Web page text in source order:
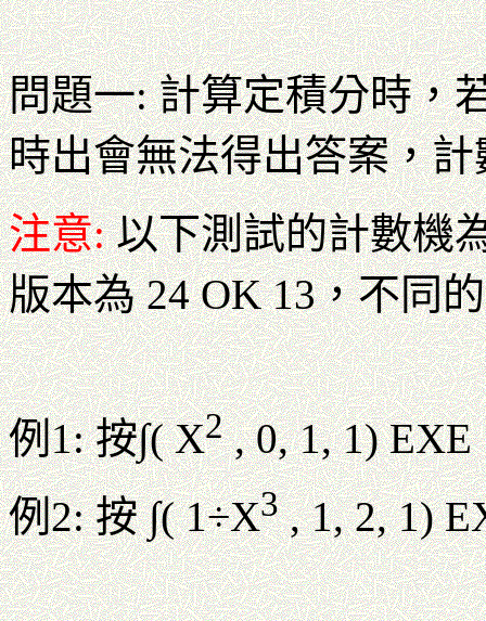
問題一: 計算定積分時，
時出會無法得出答案，
注意:以下測試的計數機
版本為 24 OK 13，不同
例1: 按∫( X2, 0, 1, 1) EXE
例2: 按 ∫( 1÷X3, 1, 2, 1)